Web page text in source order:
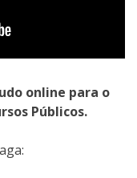
online para o
Públicos.